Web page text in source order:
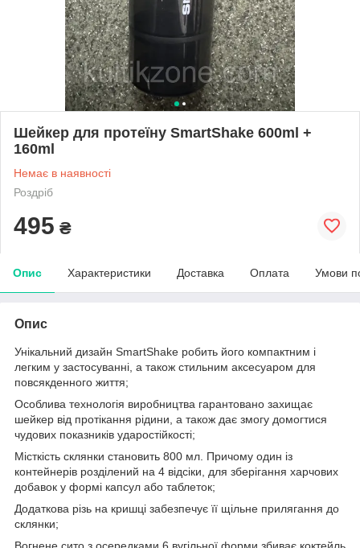
Шейкер для протеїну SmartShake 600ml +
160ml
Немає в наявності
Роздріб
495 ₴
Опис Характеристики Доставка Оплата Умови
Опис
Унікальний дизайн SmartShake робить його компактним і
легким у застосуванні, а також стильним аксесуаром для
повсякденного життя;
Особлива технологія виробництва гарантовано захищає
шейкер від протікання рідини, а також дає змогу домогтися
чудових показників ударостійкості;
Місткість склянки становить 800 мл. Причому один із
контейнерів розділений на 4 відсіки, для зберігання харчових
добавок у формі капсул або таблеток;
Додаткова різь на кришці забезпечує її щільне прилягання до
склянки;
Вогнене сито з осередками 6 вугільної форми збиває коктейль